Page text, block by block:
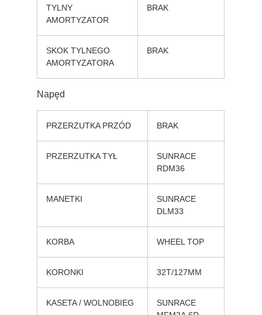
TYLNY
AMORTYZATOR
BRAK
SKOK TYLNEGO
AMORTYZATORA
BRAK
Napęd
PRZERZUTKA PRZÓD BRAK
PRZERZUTKA TYŁ
SUNRACE
RDM36
MANETKI
SUNRACE
DLM33
KORBA WHEEL TOP
KORONKI 32T/127MM
KASETA / WOLNOBIEG
SUNRACE